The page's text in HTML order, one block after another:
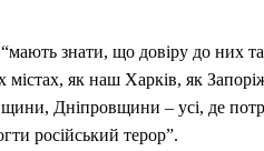
знати, що довіру до них
містах, як наш Харків, як
Дніпровщини – усі, де
російський терор”.